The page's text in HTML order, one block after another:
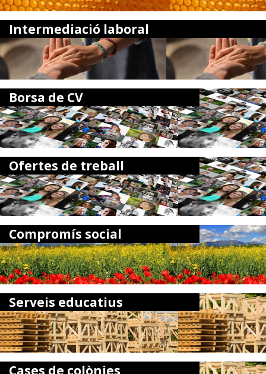
Intermediació laboral
Borsa de CV
Ofertes de treball
Compromís social
Serveis educatius
Cases de colònies